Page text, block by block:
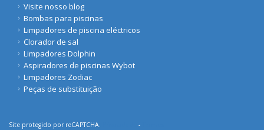
Visite nosso blog
Bombas para piscinas
Limpadores de piscina eléctricos
Clorador de sal
Limpadores Dolphin
Aspiradores de piscinas Wybot
Limpadores Zodiac
Peças de substituição
Site protegido por reCAPTCHA. -